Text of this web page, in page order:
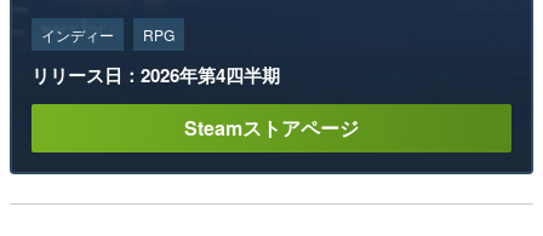
インディー RPG
リリース日：2026年第4四半期
Steamストアページ